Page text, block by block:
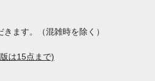
ます。（混雑時を除く）
は15点まで)